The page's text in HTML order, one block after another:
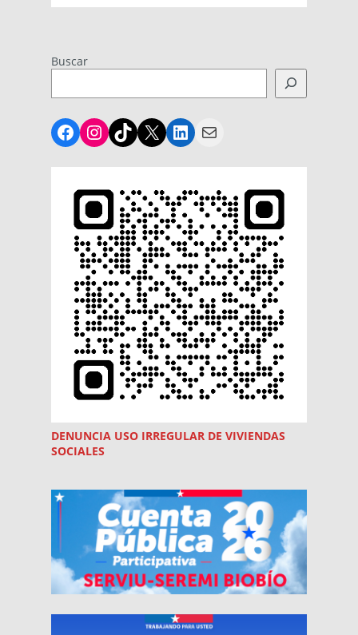
Buscar
Facebook
Instagram
TikTok
X LinkedIn
Mail
DENUNCIA USO IRREGULAR DE VIVIENDAS
SOCIALES